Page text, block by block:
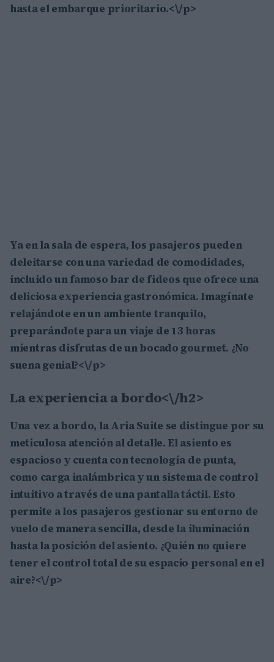
hasta el embarque prioritario.<\/p>
Ya en la sala de espera, los pasajeros pueden
deleitarse con una variedad de comodidades,
incluido un famoso bar de fideos que ofrece una
deliciosa experiencia gastronómica. Imagínate
relajándote en un ambiente tranquilo,
preparándote para un viaje de 13 horas
mientras disfrutas de un bocado gourmet. ¿No
suena genial?<\/p>
La experiencia a bordo<\/h2>
Una vez a bordo, la Aria Suite se distingue por su
meticulosa atención al detalle. El asiento es
espacioso y cuenta con tecnología de punta,
como carga inalámbrica y un sistema de control
intuitivo a través de una pantalla táctil. Esto
permite a los pasajeros gestionar su entorno de
vuelo de manera sencilla, desde la iluminación
hasta la posición del asiento. ¿Quién no quiere
tener el control total de su espacio personal en el
aire?<\/p>